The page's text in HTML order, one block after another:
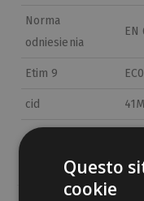
Norma
odniesienia
EN
Etim 9
cid
Questo
cookie